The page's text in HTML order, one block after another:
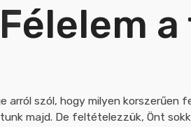
Félelem
arról szól, hogy milyen korszerűen
majd. De feltételezzük, Önt